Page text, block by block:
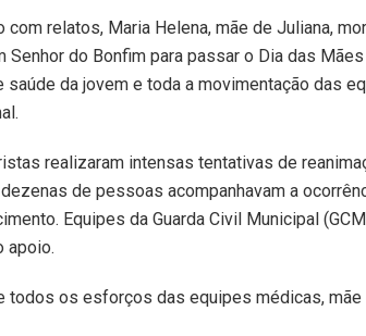
com relatos, Maria Helena, mãe de Juliana,
Senhor do Bonfim para passar o Dia das
saúde da jovem e toda a movimentação das
realizaram intensas tentativas de
de pessoas acompanhavam a
Equipes da Guarda Civil Municipal
apoio.
todos os esforços das equipes médicas, mãe